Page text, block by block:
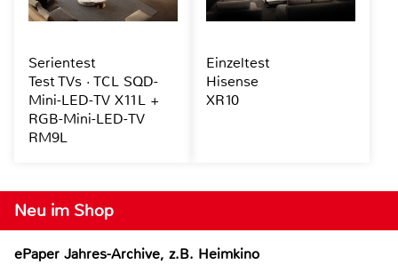
Neu im Shop
ePaper Jahres-Archive, z.B. Heimkino
Serientest
Test TVs · TCL SQD-
Mini-LED-TV X11L +
RGB-Mini-LED-TV
RM9L
Einzeltest
Hisense
XR10